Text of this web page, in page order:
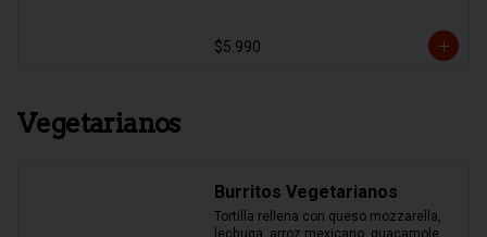
$5.990
Vegetarianos
Burritos Vegetarianos
Tortilla rellena con queso mozzarella,
lechuga, arroz mexicano, guacamole,